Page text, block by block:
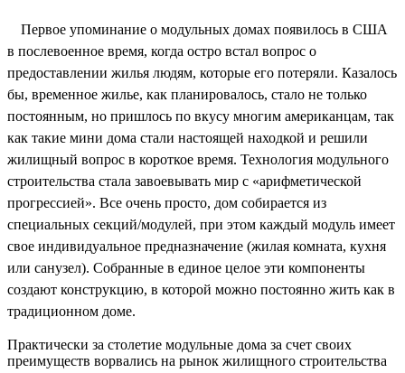
Первое упоминание о модульных домах появилось в США
в послевоенное время, когда остро встал вопрос о
предоставлении жилья людям, которые его потеряли. Казалось
бы, временное жилье, как планировалось, стало не только
постоянным, но пришлось по вкусу многим американцам, так
как такие мини дома стали настоящей находкой и решили
жилищный вопрос в короткое время. Технология модульного
строительства стала завоевывать мир с «арифметической
прогрессией». Все очень просто, дом собирается из
специальных секций/модулей, при этом каждый модуль имеет
свое индивидуальное предназначение (жилая комната, кухня
или санузел). Собранные в единое целое эти компоненты
создают конструкцию, в которой можно постоянно жить как в
традиционном доме.
Практически за столетие модульные дома за счет своих
преимуществ ворвались на рынок жилищного строительства